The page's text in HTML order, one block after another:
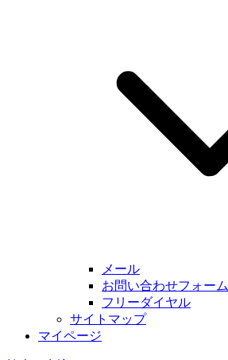
メール
お問い合わせフォーム
フリーダイヤル
サイトマップ
マイページ